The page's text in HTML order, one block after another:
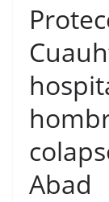
Abad